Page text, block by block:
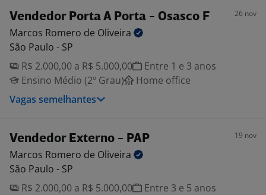
Vendedor Porta A Porta - Osasco F 26 nov
Marcos Romero de Oliveira
São Paulo - SP
R$ 2.000,00 a R$ 5.000,00
Entre 1 e 3 anos
Ensino Médio (2º Grau)
Home office
Vagas semelhantes
Vendedor Externo - PAP 19 nov
Marcos Romero de Oliveira
São Paulo - SP
R$ 2.000,00 a R$ 5.000,00
Entre 3 e 5 anos